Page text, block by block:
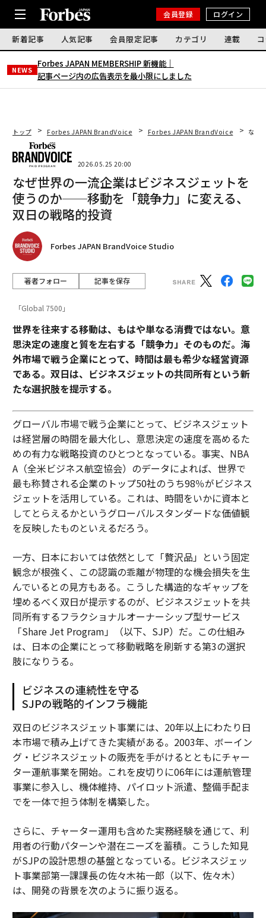
会員登録 ログイン
新着記事 人気記事 会員限定記事 カテゴリ 連載
NEWS
Forbes JAPAN MEMBERSHIP 新機能｜
記事ページ内の広告表示を最小限にしました
トップ Forbes JAPAN BrandVoice Forbes JAPAN BrandVoice なぜ
2026.05.25 20:00
なぜ世界の一流企業はビジネスジェットを
使うのか──移動を「競争力」に変える、
双日の戦略的投資
Forbes JAPAN BrandVoice Studio
著者フォロー 記事を保存
「Global 7500」
世界を往来する移動は、もはや単なる消費ではない。意
思決定の速度と質を左右する「競争力」そのものだ。海
外市場で戦う企業にとって、時間は最も希少な経営資源
である。双日は、ビジネスジェットの共同所有という新
たな選択肢を提示する。
グローバル市場で戦う企業にとって、ビジネスジェット
は経営層の時間を最大化し、意思決定の速度を高めるた
めの有力な戦略投資のひとつとなっている。事実、NBA
A（全米ビジネス航空協会）のデータによれば、世界で
最も称賛される企業のトップ50社のうち98％がビジネス
ジェットを活用している。これは、時間をいかに資本と
してとらえるかというグローバルスタンダードな価値観
を反映したものといえるだろう。
一方、日本においては依然として「贅沢品」という固定
観念が根強く、この認識の乖離が物理的な機会損失を生
んでいるとの見方もある。こうした構造的なギャップを
埋めるべく双日が提示するのが、ビジネスジェットを共
同所有するフラクショナルオーナーシップ型サービス
「Share Jet Program」（以下、SJP）だ。この仕組み
は、日本の企業にとって移動戦略を刷新する第3の選択
肢になりうる。
ビジネスの連続性を守る
SJPの戦略的インフラ機能
双日のビジネスジェット事業には、20年以上にわたり日
本市場で積み上げてきた実績がある。2003年、ボーイン
グ・ビジネスジェットの販売を手がけるとともにチャー
ター運航事業を開始。これを皮切りに06年には運航管理
事業に参入し、機体維持、パイロット派遣、整備手配ま
でを一体で担う体制を構築した。
さらに、チャーター運用も含めた実務経験を通じて、利
用者の行動パターンや潜在ニーズを蓄積。こうした知見
がSJPの設計思想の基盤となっている。ビジネスジェッ
ト事業部第一課課長の佐々木祐一郎（以下、佐々木）
は、開発の背景を次のように振り返る。